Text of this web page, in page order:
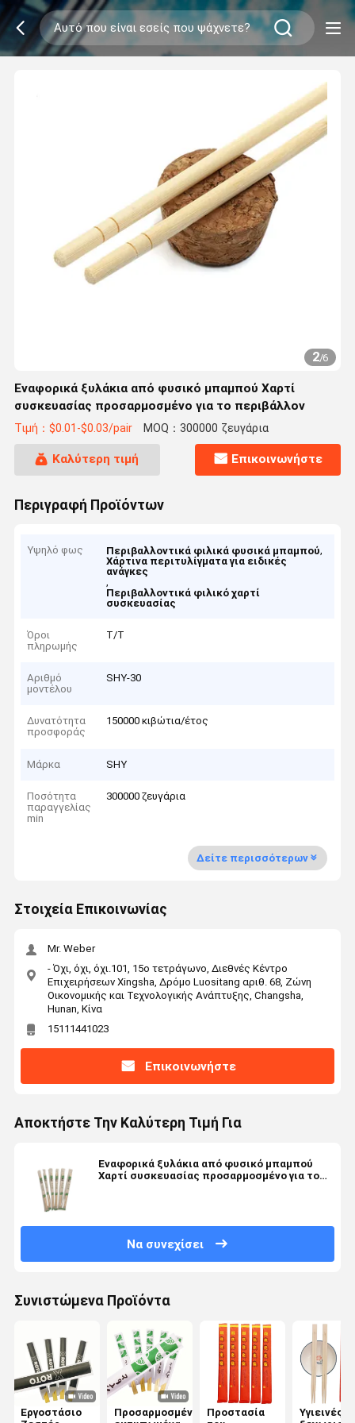
2/6
Εναφορικά ξυλάκια από φυσικό μπαμπού Χαρτί
συσκευασίας προσαρμοσμένο για το περιβάλλον
Τιμή：$0.01-$0.03/pair MOQ：300000 ζευγάρια
Καλύτερη τιμή Επικοινωνήστε
Περιγραφή Προϊόντων
Υψηλό φως Περιβαλλοντικά φιλικά φυσικά μπαμπού,
Χάρτινα περιτυλίγματα για ειδικές
ανάγκες
,
Περιβαλλοντικά φιλικό χαρτί
συσκευασίας
Όροι
πληρωμής
Τ/Τ
Αριθμό
μοντέλου
SHY-30
Δυνατότητα
προσφοράς
150000 κιβώτια/έτος
Μάρκα SHY
Ποσότητα
παραγγελίας
min
300000 ζευγάρια
Δείτε περισσότερων
Στοιχεία Επικοινωνίας
Mr. Weber
- Όχι, όχι, όχι.101, 15ο τετράγωνο, Διεθνές Κέντρο
Επιχειρήσεων Xingsha, Δρόμο Luositang αριθ. 68, Ζώνη
Οικονομικής και Τεχνολογικής Ανάπτυξης, Changsha,
Hunan, Κίνα
15111441023
Επικοινωνήστε
Αποκτήστε Την Καλύτερη Τιμή Για
Εναφορικά ξυλάκια από φυσικό μπαμπού
Χαρτί συσκευασίας προσαρμοσμένο για το
Να συνεχίσει
Συνιστώμενα Προϊόντα
Εργοστάσιο
Προσαρμοσμένα
Προστασία
Υγιεινές